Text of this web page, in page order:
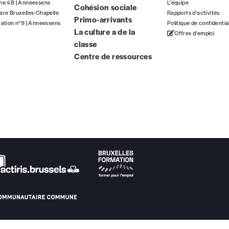
commandez au numéro.
papier ou numérique.
IBAN BE34 0010 7305 2190
moment, même après avoir reçu plusieurs numéros. Ce
Par numéro
48 | Anneessens
Bruxelles-Chapelle
n°9 | Anneessens
Cohésion sociale
Primo-arrivants
La culture a de la
classe
Centre de ressources
L’équipe
Rapports d'activités
Politique de
Offres d'emploi